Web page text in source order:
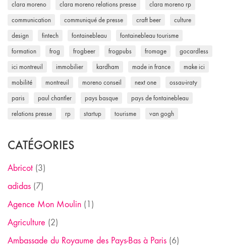
clara moreno clara moreno relations presse clara moreno rp
communication communiqué de presse craft beer culture
design fintech fontainebleau fontainebleau tourisme
formation frog frogbeer frogpubs fromage gocardless
ici montreuil immobilier kardham made in france make ici
mobilité montreuil moreno conseil next one ossau-iraty
paris paul chantler pays basque pays de fontainebleau
relations presse rp startup tourisme van gogh
CATÉGORIES
Abricot (3)
adidas (7)
Agence Mon Moulin (1)
Agriculture (2)
Ambassade du Royaume des Pays-Bas à Paris (6)